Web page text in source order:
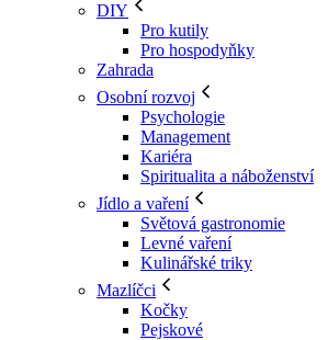
DIY
Pro kutily
Pro hospodyňky
Zahrada
Osobní rozvoj
Psychologie
Management
Kariéra
Spiritualita a náboženství
Jídlo a vaření
Světová gastronomie
Levné vaření
Kulinářské triky
Mazlíčci
Kočky
Pejskové